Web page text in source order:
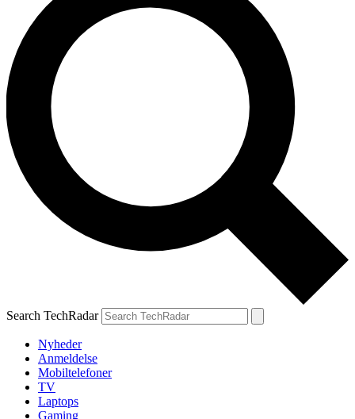
Search TechRadar
Nyheder
Anmeldelse
Mobiltelefoner
TV
Laptops
Gaming